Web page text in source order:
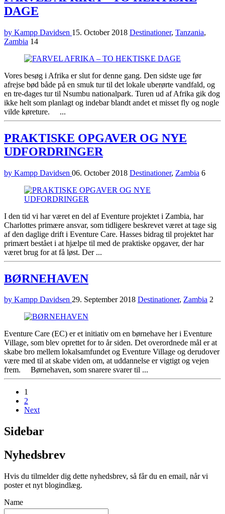
DAGE
by Kampp Davidsen 15. October 2018 Destinationer, Tanzania,
Zambia 14
Vores besøg i Afrika er slut for denne gang. Den sidste uge før
afrejse bød både på en smuk tur til det lokale uberørte vandfald, og
en tre-dages tur til Nsumbu nationalpark. Turen ud af Afrika gik dog
ikke helt som planlagt og indebar blandt andet et misset fly og nogle
vilde køreture. ...
PRAKTISKE OPGAVER OG NYE
UDFORDRINGER
by Kampp Davidsen 06. October 2018 Destinationer, Zambia 6
I den tid vi har været en del af Eventure projektet i Zambia, har
Charlottes primære ansvar, som tidligere beskrevet været at tage sig
af den daglige drift i Eventure Care. Hasses bidrag til projektet har
primært bestået i at hjælpe til med de praktiske opgaver, der har
været brug for at få løst. Der ...
BØRNEHAVEN
by Kampp Davidsen 29. September 2018 Destinationer, Zambia 2
Eventure Care (EC) er et initiativ om en børnehave her i Eventure
Village, som blev oprettet for to år siden. Det overordnede mål er at
skabe bro mellem lokalsamfundet og Eventure Village og derudover
være med til at skabe viden om, at uddannelse er vigtigt og vejen
frem. Børnehaven, som snarere svarer til ...
1
2
Next
Sidebar
Nyhedsbrev
Hvis du tilmelder dig dette nyhedsbrev, så får du en email, når vi
poster et nyt blogindlæg.
Name